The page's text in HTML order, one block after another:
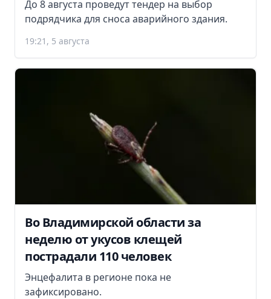
До 8 августа проведут тендер на выбор
подрядчика для сноса аварийного здания.
19:21, 5 августа
Во Владимирской области за
неделю от укусов клещей
пострадали 110 человек
Энцефалита в регионе пока не
зафиксировано.